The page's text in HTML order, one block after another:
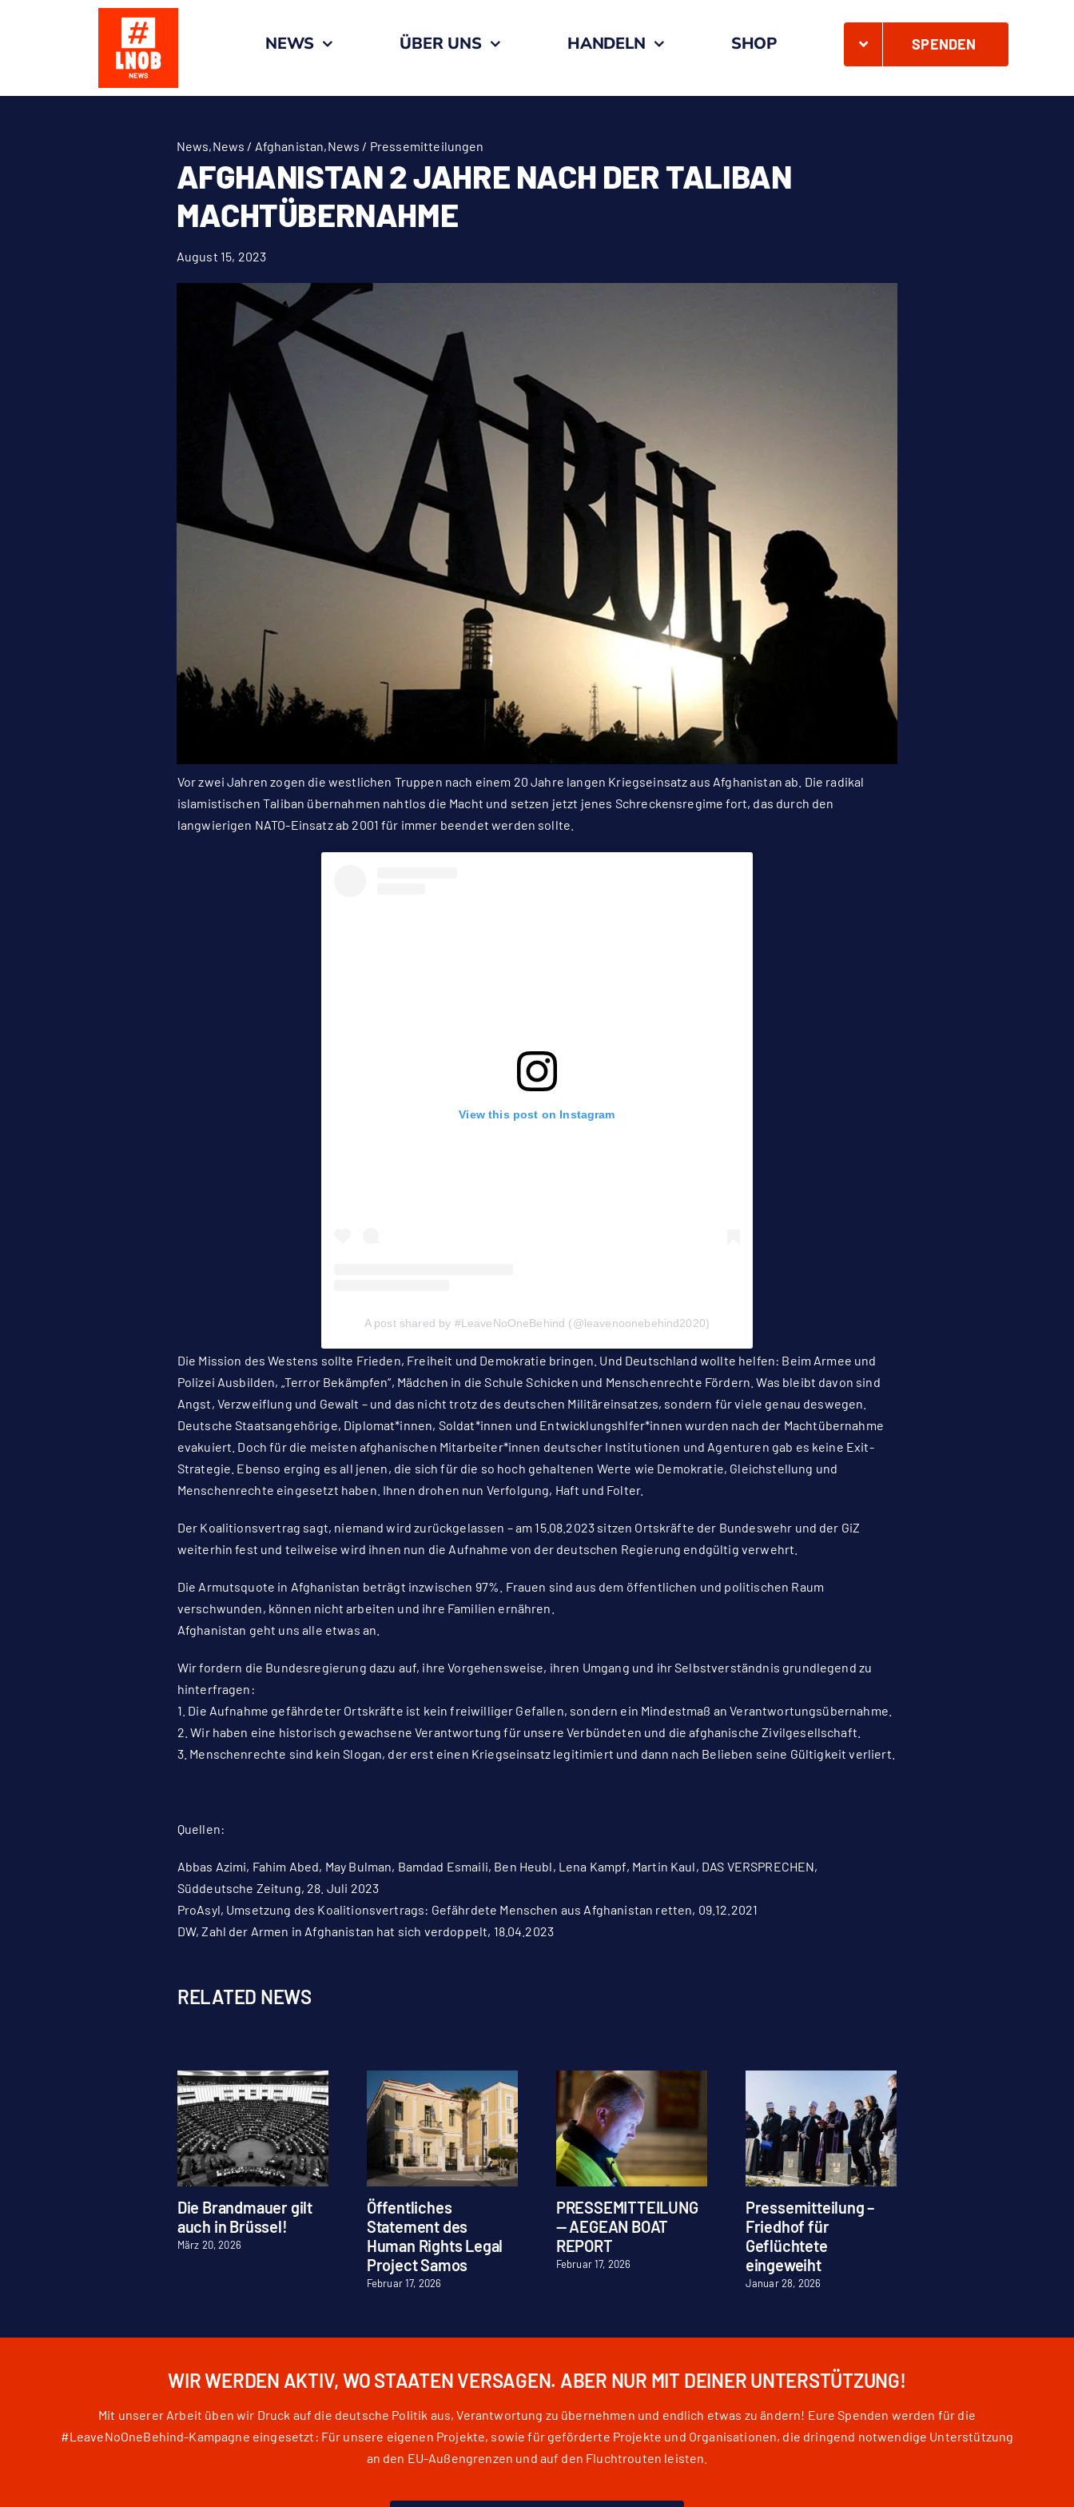
NEWS ÜBER UNS HANDELN SHOP SPENDEN
News,News / Afghanistan,News / Pressemitteilungen
AFGHANISTAN 2 JAHRE NACH DER TALIBAN
MACHTÜBERNAHME
August 15, 2023
Vor zwei Jahren zogen die westlichen Truppen nach einem 20 Jahre langen Kriegseinsatz aus Afghanistan ab. Die radikal
islamistischen Taliban übernahmen nahtlos die Macht und setzen jetzt jenes Schreckensregime fort, das durch den
langwierigen NATO-Einsatz ab 2001 für immer beendet werden sollte.
View this post on Instagram
A post shared by #LeaveNoOneBehind (@leavenoonebehind2020)
Die Mission des Westens sollte Frieden, Freiheit und Demokratie bringen. Und Deutschland wollte helfen: Beim Armee und
Polizei Ausbilden, „Terror Bekämpfen“, Mädchen in die Schule Schicken und Menschenrechte Fördern. Was bleibt davon sind
Angst, Verzweiflung und Gewalt – und das nicht trotz des deutschen Militäreinsatzes, sondern für viele genau deswegen.
Deutsche Staatsangehörige, Diplomat*innen, Soldat*innen und Entwicklungshlfer*innen wurden nach der Machtübernahme
evakuiert. Doch für die meisten afghanischen Mitarbeiter*innen deutscher Institutionen und Agenturen gab es keine Exit-
Strategie. Ebenso erging es all jenen, die sich für die so hoch gehaltenen Werte wie Demokratie, Gleichstellung und
Menschenrechte eingesetzt haben. Ihnen drohen nun Verfolgung, Haft und Folter.
Der Koalitionsvertrag sagt, niemand wird zurückgelassen – am 15.08.2023 sitzen Ortskräfte der Bundeswehr und der GiZ
weiterhin fest und teilweise wird ihnen nun die Aufnahme von der deutschen Regierung endgültig verwehrt.
Die Armutsquote in Afghanistan beträgt inzwischen 97%. Frauen sind aus dem öffentlichen und politischen Raum
verschwunden, können nicht arbeiten und ihre Familien ernähren.
Afghanistan geht uns alle etwas an.
Wir fordern die Bundesregierung dazu auf, ihre Vorgehensweise, ihren Umgang und ihr Selbstverständnis grundlegend zu
hinterfragen:
1. Die Aufnahme gefährdeter Ortskräfte ist kein freiwilliger Gefallen, sondern ein Mindestmaß an Verantwortungsübernahme.
2. Wir haben eine historisch gewachsene Verantwortung für unsere Verbündeten und die afghanische Zivilgesellschaft.
3. Menschenrechte sind kein Slogan, der erst einen Kriegseinsatz legitimiert und dann nach Belieben seine Gültigkeit verliert.
Quellen:
Abbas Azimi, Fahim Abed, May Bulman, Bamdad Esmaili, Ben Heubl, Lena Kampf, Martin Kaul, DAS VERSPRECHEN,
Süddeutsche Zeitung, 28. Juli 2023
ProAsyl, Umsetzung des Koalitionsvertrags: Gefährdete Menschen aus Afghanistan retten, 09.12.2021
DW, Zahl der Armen in Afghanistan hat sich verdoppelt, 18.04.2023
RELATED NEWS
Die Brandmauer gilt
auch in Brüssel!
März 20, 2026
Öffentliches
Statement des
Human Rights Legal
Project Samos
Februar 17, 2026
PRESSEMITTEILUNG
— AEGEAN BOAT
REPORT
Februar 17, 2026
Pressemitteilung –
Friedhof für
Geflüchtete
eingeweiht
Januar 28, 2026
WIR WERDEN AKTIV, WO STAATEN VERSAGEN. ABER NUR MIT DEINER UNTERSTÜTZUNG!
Mit unserer Arbeit üben wir Druck auf die deutsche Politik aus, Verantwortung zu übernehmen und endlich etwas zu ändern! Eure Spenden werden für die
#LeaveNoOneBehind-Kampagne eingesetzt: Für unsere eigenen Projekte, sowie für geförderte Projekte und Organisationen, die dringend notwendige Unterstützung
an den EU-Außengrenzen und auf den Fluchtrouten leisten.